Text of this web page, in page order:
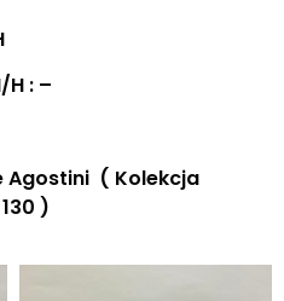
H : –
Agostini ( Kolekcja
)